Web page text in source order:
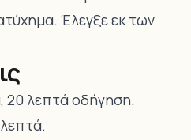
Έλεγξε εκ των
20 λεπτά οδήγηση.